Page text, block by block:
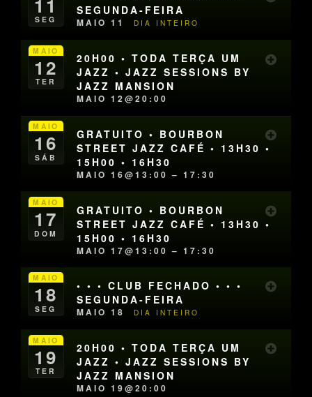
SEG
SEGUNDA-FEIRA
MAIO 11 DIA INTEIRO
MAIO
12
TER
20H00 • TODA TERÇA UM
JAZZ • JAZZ SESSIONS BY
JAZZ MANSION
MAIO 12@20:00
MAIO
16
SÁB
GRATUITO • BOURBON
STREET JAZZ CAFÉ • 13H30 •
15H00 • 16H30
MAIO 16@13:00 – 17:30
MAIO
17
DOM
GRATUITO • BOURBON
STREET JAZZ CAFÉ • 13H30 •
15H00 • 16H30
MAIO 17@13:00 – 17:30
MAIO
18
SEG
• • • CLUB FECHADO • • •
SEGUNDA-FEIRA
MAIO 18 DIA INTEIRO
MAIO
19
TER
20H00 • TODA TERÇA UM
JAZZ • JAZZ SESSIONS BY
JAZZ MANSION
MAIO 19@20:00